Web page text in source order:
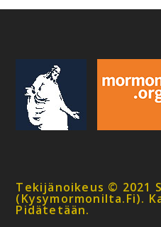
Tekijänoikeus © 2021
(kysymormonilta.fi).
Pidätetään.